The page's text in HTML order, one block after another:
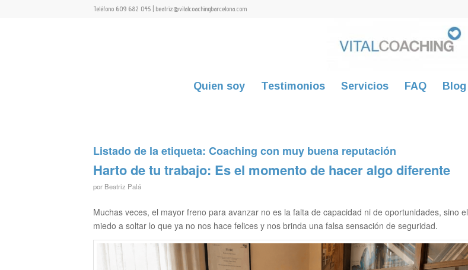
Teléfono 609 682 045 | beatriz@vitalcoachingbarcelona.com
Quien soy Testimonios Servicios FAQ Blog
Listado de la etiqueta: Coaching con muy buena reputación
Harto de tu trabajo: Es el momento de hacer algo diferente
por Beatriz Palá
Muchas veces, el mayor freno para avanzar no es la falta de capacidad ni de oportunidades, sino el
miedo a soltar lo que ya no nos hace felices y nos brinda una falsa sensación de seguridad.